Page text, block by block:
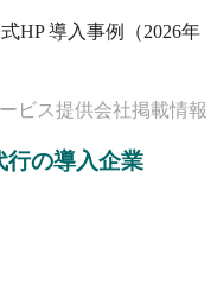
HP 導入事例（2026年
ビス提供会社掲載情報
行の導入企業